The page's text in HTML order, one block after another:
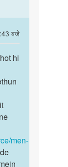
बजे
hi
men-